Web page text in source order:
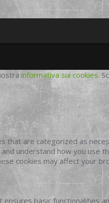
informativa sui cookies.
that are categorized as
understand how you use
cookies may affect your
basic functionalities